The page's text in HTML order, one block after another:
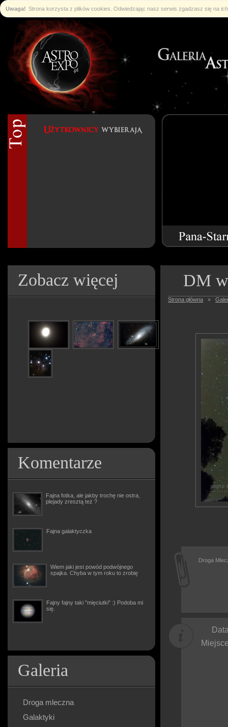
Uwaga! Strona korzysta z plików cookies. Odwiedzając nasz serwis zgadzasz się na
Zobacz więcej
Komentarze
Fajna fotka, ale jakby trochę nie ostra,
plejady zresztą też ?
Fajna galaktyczka
Wiem jaki jest powód podwójnego
spajka. Chyba w tym roku to zrobię
Fajny fajny taki "mięciutki" :) Podoba mi
się.
Galeria
Droga mleczna
Galaktyki
DM
Strona główna »
Droga